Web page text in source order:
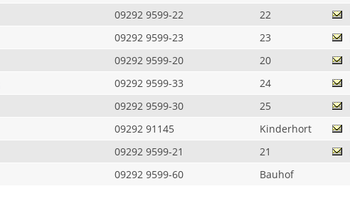
09292 9599-22 22
09292 9599-23 23
09292 9599-20 20
09292 9599-33 24
09292 9599-30 25
09292 91145 Kinderhort
09292 9599-21 21
09292 9599-60 Bauhof